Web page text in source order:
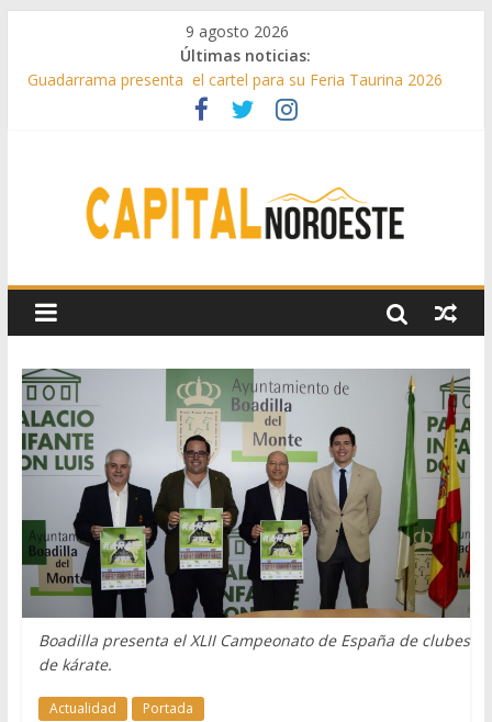
9 agosto 2026
Últimas noticias:
Guadarrama presenta el cartel para su Feria Taurina 2026
Hey Kid e Inazio en ‘La Gran Noche del Indie’ de las fiestas
Boadilla destinó más de 11 millones de euros a ayudas y
beneficios fiscales en 2025
Boadilla presenta el XLII Campeonato de España de clubes
de kárate.
Actualidad Portada